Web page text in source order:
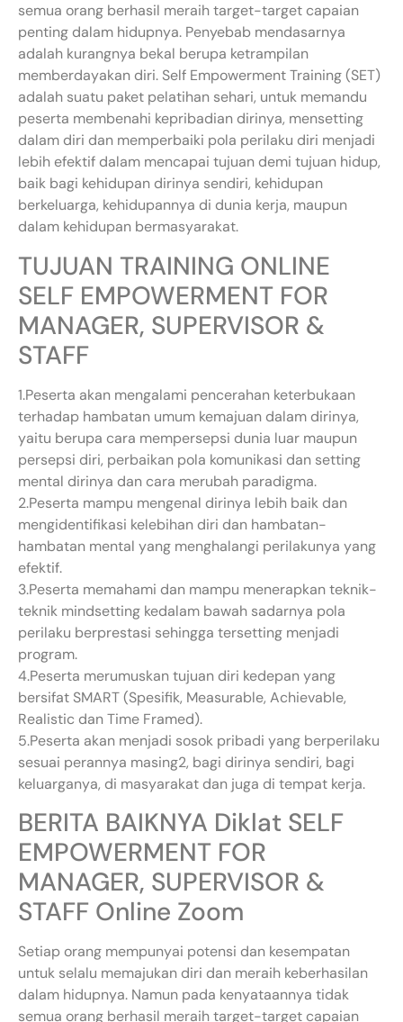
semua orang berhasil meraih target-target capaian
penting dalam hidupnya. Penyebab mendasarnya
adalah kurangnya bekal berupa ketrampilan
memberdayakan diri. Self Empowerment Training (SET)
adalah suatu paket pelatihan sehari, untuk memandu
peserta membenahi kepribadian dirinya, mensetting
dalam diri dan memperbaiki pola perilaku diri menjadi
lebih efektif dalam mencapai tujuan demi tujuan hidup,
baik bagi kehidupan dirinya sendiri, kehidupan
berkeluarga, kehidupannya di dunia kerja, maupun
dalam kehidupan bermasyarakat.
TUJUAN TRAINING ONLINE
SELF EMPOWERMENT FOR
MANAGER, SUPERVISOR &
STAFF
1.Peserta akan mengalami pencerahan keterbukaan
terhadap hambatan umum kemajuan dalam dirinya,
yaitu berupa cara mempersepsi dunia luar maupun
persepsi diri, perbaikan pola komunikasi dan setting
mental dirinya dan cara merubah paradigma.
2.Peserta mampu mengenal dirinya lebih baik dan
mengidentifikasi kelebihan diri dan hambatan-
hambatan mental yang menghalangi perilakunya yang
efektif.
3.Peserta memahami dan mampu menerapkan teknik-
teknik mindsetting kedalam bawah sadarnya pola
perilaku berprestasi sehingga tersetting menjadi
program.
4.Peserta merumuskan tujuan diri kedepan yang
bersifat SMART (Spesifik, Measurable, Achievable,
Realistic dan Time Framed).
5.Peserta akan menjadi sosok pribadi yang berperilaku
sesuai perannya masing2, bagi dirinya sendiri, bagi
keluarganya, di masyarakat dan juga di tempat kerja.
BERITA BAIKNYA Diklat SELF
EMPOWERMENT FOR
MANAGER, SUPERVISOR &
STAFF Online Zoom
Setiap orang mempunyai potensi dan kesempatan
untuk selalu memajukan diri dan meraih keberhasilan
dalam hidupnya. Namun pada kenyataannya tidak
semua orang berhasil meraih target-target capaian